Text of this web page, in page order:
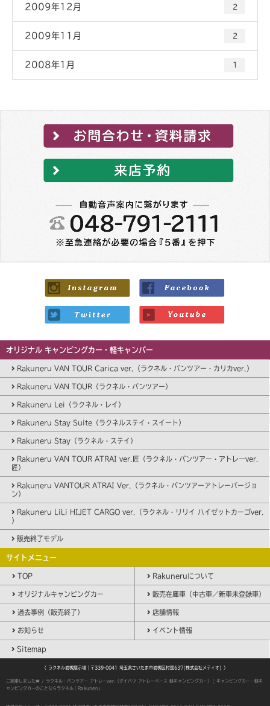
2009年12月 2
2009年11月 2
2008年1月 1
オリジナル キャンピングカー・軽キャンパー
Rakuneru VAN TOUR Carica ver.（ラクネル・バンツアー・カリカver.）
Rakuneru VAN TOUR（ラクネル・バンツアー）
Rakuneru Lei（ラクネル・レイ）
Rakuneru Stay Suite（ラクネルステイ・スイート）
Rakuneru Stay（ラクネル・ステイ）
Rakuneru VAN TOUR ATRAI ver.匠（ラクネル・バンツアー・アトレーver.
匠）
Rakuneru VANTOUR ATRAI Ver.（ラクネル・バンツアーアトレーバージョ
ン）
Rakuneru LiLi HIJET CARGO ver.（ラクネル・リリイ ハイゼットカーゴver.
）
販売終了モデル
サイトメニュー
TOP Rakuneruについて
オリジナルキャンピングカー 販売在庫車（中古車／新車未登録車）
過去事例（販売終了） 店舗情報
お知らせ イベント情報
Sitemap
〈 ラクネル岩槻展示場｜〒339-0041 埼玉県さいたま市岩槻区村国637(株式会社メティオ) 〉
ご納車しました🚐 / ラクネル・バンツアー アトレーver.（ダイハツ アトレーベース 軽キャンピングカー） | キャンピングカー・軽キ
ャンピングカーのことならラクネル｜Rakuneru